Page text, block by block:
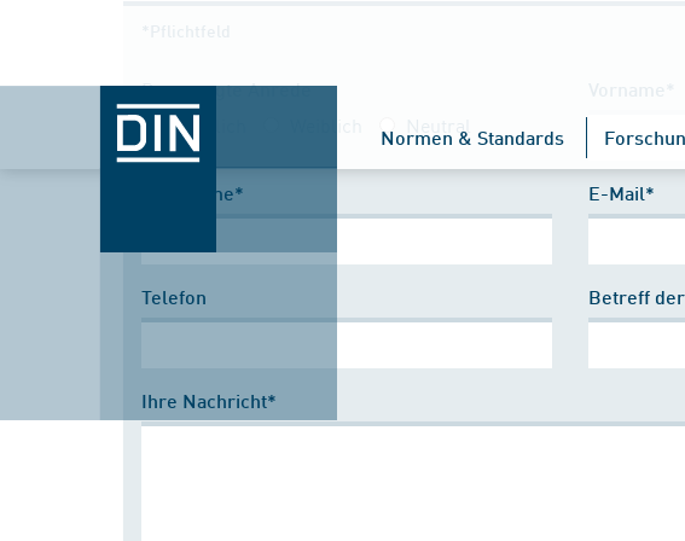
Normen & Standards
Bevorzugte Anrede
Männlich
Nachname* E-Mail*
Telefon Betreff
Ihre Nachricht*